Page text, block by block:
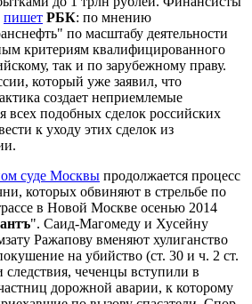
пишет РБК: по мнению
по масштабу деятельности
критериям квалифицированного
так и по зарубежному праву.
который уже заявил, что
создает неприемлемые
всех подобных сделок российских
к уходу этих сделок из
суде Москвы продолжается процесс
которых обвиняют в стрельбе по
в Новой Москве осенью 2014
". Саид-Магомеду и Хусейну
Ражапову вменяют хулиганство
на убийство (ст. 30 и ч. 2 ст.
чеченцы вступили в
дорожной аварии, к которому